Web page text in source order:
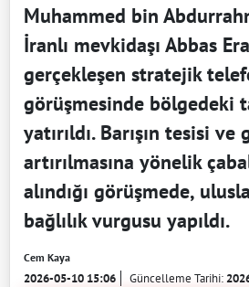
Muhammed bin
İranlı mevkidaşı Abbas
gerçekleşen stratejik
görüşmesinde bölgedeki
yatırıldı. Barışın tesisi
artırılmasına yönelik
alındığı görüşmede,
bağlılık vurgusu yapıldı.
Cem Kaya
2026-05-10 15:06 Güncelleme Tarihi: